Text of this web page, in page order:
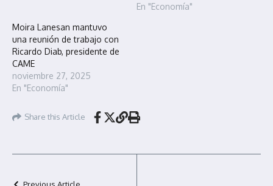
En "Economía"
Moira Lanesan mantuvo
una reunión de trabajo con
Ricardo Diab, presidente de
CAME
noviembre 27, 2025
En "Economía"
Share this Article
Previous Article